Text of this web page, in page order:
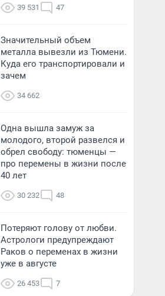
39 531 47
Значительный объем
металла вывезли из Тюмени.
Куда его транспортировали и
зачем
34 662
Одна вышла замуж за
молодого, второй развелся и
обрел свободу: тюменцы —
про перемены в жизни после
40 лет
30 232 48
Потеряют голову от любви.
Астрологи предупреждают
Раков о переменах в жизни
уже в августе
26 453 7